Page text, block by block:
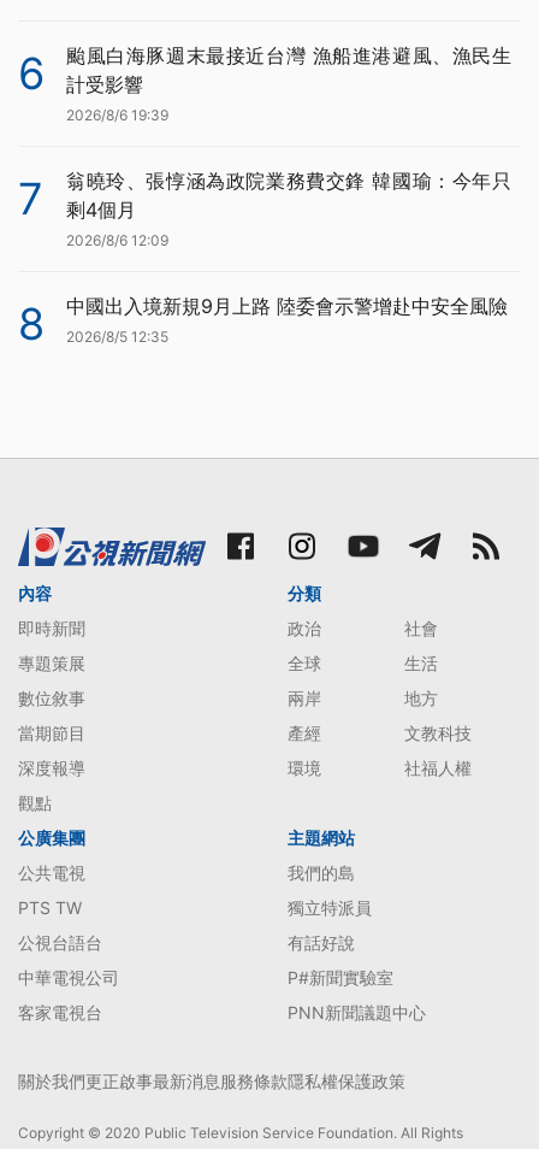
6
颱風白海豚週末最接近台灣 漁船進港避風、漁民生
計受影響
2026/8/6 19:39
7
翁曉玲、張惇涵為政院業務費交鋒 韓國瑜：今年只
剩4個月
2026/8/6 12:09
8 中國出入境新規9月上路 陸委會示警增赴中安全風險
2026/8/5 12:35
內容
即時新聞
專題策展
數位敘事
當期節目
深度報導
觀點
分類
政治
社會
全球
生活
兩岸
地方
產經
文教科技
環境
社福人權
公廣集團
公共電視
PTS TW
公視台語台
中華電視公司
客家電視台
主題網站
我們的島
獨立特派員
有話好說
P#新聞實驗室
PNN新聞議題中心
關於我們更正啟事最新消息服務條款隱私權保護政策
Copyright © 2020 Public Television Service Foundation. All Rights